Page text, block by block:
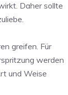
Daher sollte
greifen. Für
werden
und Weise